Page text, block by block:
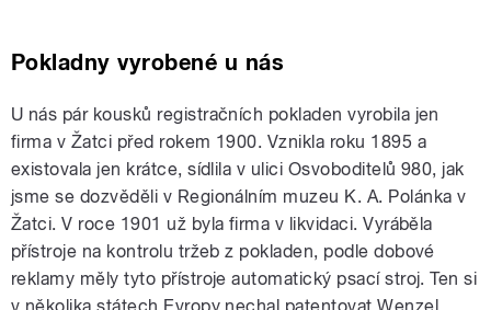
Pokladny vyrobené u nás
U nás pár kousků registračních pokladen vyrobila jen
firma v Žatci před rokem 1900. Vznikla roku 1895 a
existovala jen krátce, sídlila v ulici Osvoboditelů 980, jak
jsme se dozvěděli v Regionálním muzeu K. A. Polánka v
Žatci. V roce 1901 už byla firma v likvidaci. Vyráběla
přístroje na kontrolu tržeb z pokladen, podle dobové
reklamy měly tyto přístroje automatický psací stroj. Ten si